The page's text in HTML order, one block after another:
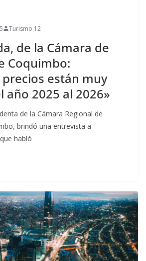
Turismo 12
de la Cámara de
Coquimbo:
están muy
año 2025 al 2026»
de la Cámara Regional de
brindó una entrevista a
habló